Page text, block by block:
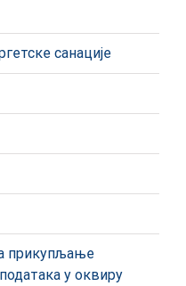
санације
прикупљање
у оквиру